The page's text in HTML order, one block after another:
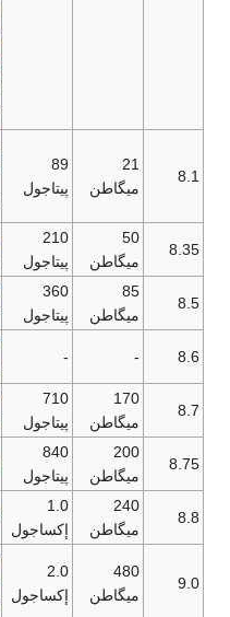
8.1
21
ميگاطن
89
پيتاجول
8.35
50
ميگاطن
210
پيتاجول
8.5
85
ميگاطن
360
پيتاجول
8.6
8.7
170
ميگاطن
710
پيتاجول
8.75
200
ميگاطن
840
پيتاجول
8.8
240
ميگاطن
1.0
إكساجول
9.0
480
ميگاطن
2.0
إكساجول